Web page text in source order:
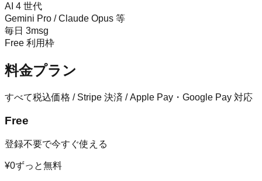
AI 4 世代
Gemini Pro / Claude Opus 等
毎日 3msg
Free 利用枠
料金プラン
すべて税込価格 / Stripe 決済 / Apple Pay・Google Pay 対応
Free
登録不要で今すぐ使える
¥0ずっと無料